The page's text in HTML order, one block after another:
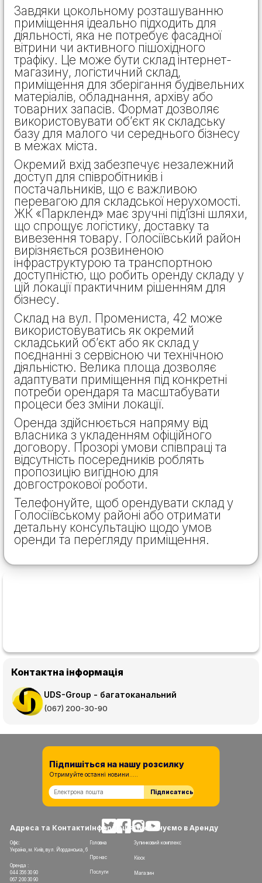
Завдяки цокольному розташуванню
приміщення ідеально підходить для
діяльності, яка не потребує фасадної
вітрини чи активного пішохідного
трафіку. Це може бути склад інтернет-
магазину, логістичний склад,
приміщення для зберігання будівельних
матеріалів, обладнання, архіву або
товарних запасів. Формат дозволяє
використовувати об’єкт як складську
базу для малого чи середнього бізнесу
в межах міста.
Окремий вхід забезпечує незалежний
доступ для співробітників і
постачальників, що є важливою
перевагою для складської нерухомості.
ЖК «Паркленд» має зручні під’їзні шляхи,
що спрощує логістику, доставку та
вивезення товару. Голосіївський район
вирізняється розвиненою
інфраструктурою та транспортною
доступністю, що робить оренду складу у
цій локації практичним рішенням для
бізнесу.
Склад на вул. Промениста, 42 може
використовуватись як окремий
складський об’єкт або як склад у
поєднанні з сервісною чи технічною
діяльністю. Велика площа дозволяє
адаптувати приміщення під конкретні
потреби орендаря та масштабувати
процеси без зміни локації.
Оренда здійснюється напряму від
власника з укладенням офіційного
договору. Прозорі умови співпраці та
відсутність посередників роблять
пропозицію вигідною для
довгострокової роботи.
Телефонуйте, щоб орендувати склад у
Голосіївському районі або отримати
детальну консультацію щодо умов
оренди та перегляду приміщення.
Контактна інформація
UDS-Group - багатоканальний
(067) 200-30-90
Адреса та Контакти
Офіс:
Україна, м. Київ, вул. Йорданська, 6
Оренда :
044 356 30 90
067 200 30 90
Пропонуємо в Аренду
Зупинковий комплекс
Кіоск
Магазин
Інформація
Головна
Про нас
Послуги
Підпишіться на нашу розсилку
Отримуйте останні новини.....
Підписатись